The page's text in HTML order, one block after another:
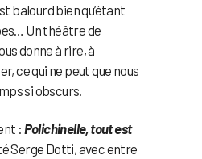
balourd bien qu’étant
Un théâtre de
donne à rire, à
ce qui ne peut que nous
si obscurs.
: Polichinelle, tout est
Serge Dotti, avec entre